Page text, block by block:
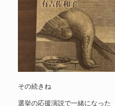
その続きね
選挙の応援演説で一緒になった